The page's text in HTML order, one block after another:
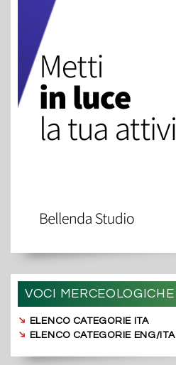
VOCI MERCEOLOGICHE
➔ ELENCO CATEGORIE ITA
➔ ELENCO CATEGORIE ENG/ITA